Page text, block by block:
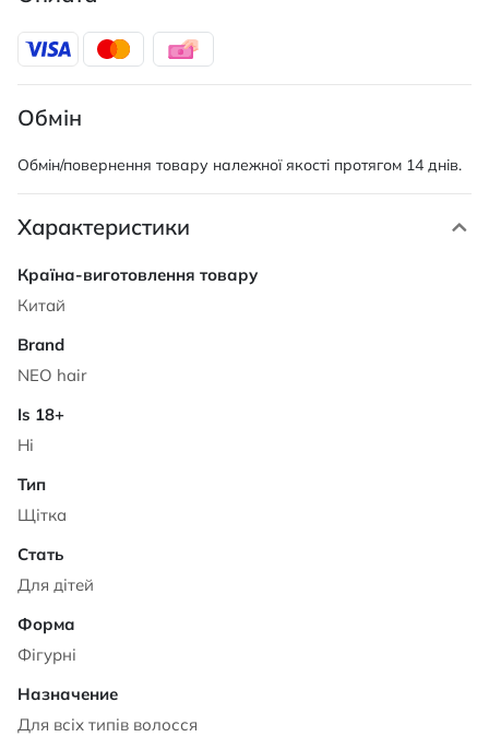
Обмін
Обмін/повернення товару належної якості протягом 14 днів.
Характеристики
Характеристики
Китай
NEO hair
Ні
Щітка
Для дітей
Фігурні
Для всіх типів волосся